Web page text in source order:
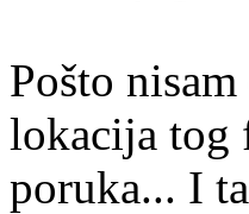
Pošto
lokacija tog
poruka... I